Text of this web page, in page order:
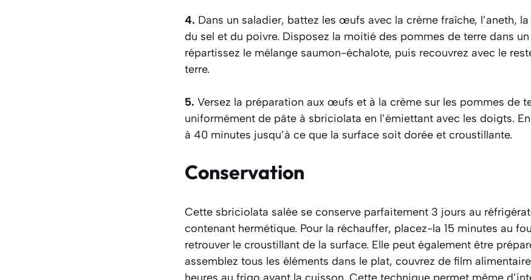
4. Dans un saladier, battez les œufs avec la crème fraîche, l’aneth,
du sel et du poivre. Disposez la moitié des pommes de terre dans
répartissez le mélange saumon-échalote, puis recouvrez avec le
terre.
5. Versez la préparation aux œufs et à la crème sur les pommes de
uniformément de pâte à sbriciolata en l’émiettant avec les doigts.
à 40 minutes jusqu’à ce que la surface soit dorée et croustillante.
Conservation
Cette sbriciolata salée se conserve parfaitement 3 jours au
contenant hermétique. Pour la réchauffer, placez-la 15 minutes au
retrouver le croustillant de la surface. Elle peut également être
assemblez tous les éléments dans le plat, couvrez de film